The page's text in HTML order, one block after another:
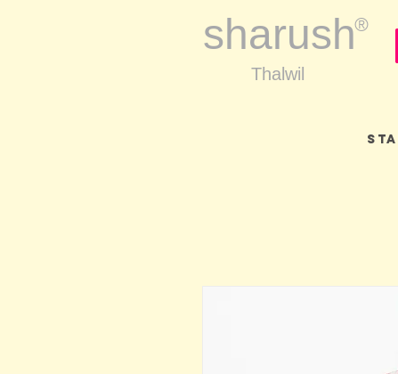
Thalwil
sharush®